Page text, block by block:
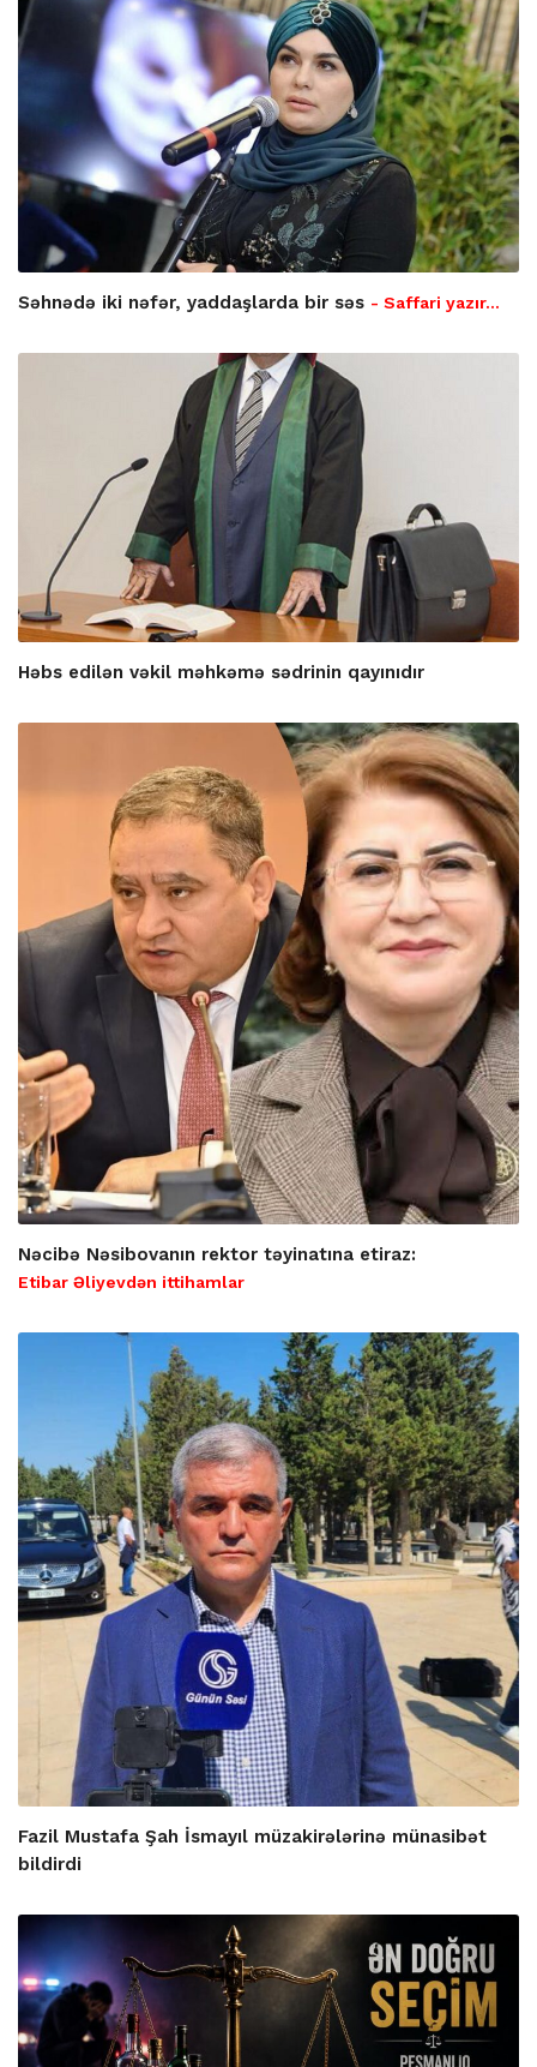
Səhnədə iki nəfər, yaddaşlarda bir səs - Saffari yazır…
Həbs edilən vəkil məhkəmə sədrinin qayınıdır
Nəcibə Nəsibovanın rektor təyinatına etiraz:
Etibar Əliyevdən ittihamlar
Fazil Mustafa Şah İsmayıl müzakirələrinə münasibət
bildirdi